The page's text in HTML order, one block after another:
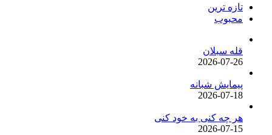
تازه ترین
محبوب
قله سبلان
2026-07-26
پیمایش شبانه
2026-07-18
هر چه کنی به خود کنی
2026-07-15